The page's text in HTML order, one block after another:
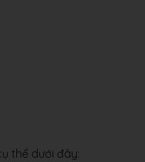
thể dưới đây: